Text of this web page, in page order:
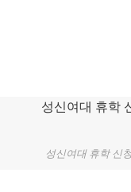
성신여대 휴학 신